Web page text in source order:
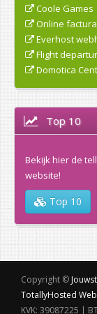
Coole Games
Online
Everhost
Flight
Domotica
Top 10
Bekijk hier de
website!
Top 10
Copyright ©
TotallyHosted
KVK: 39087225 |